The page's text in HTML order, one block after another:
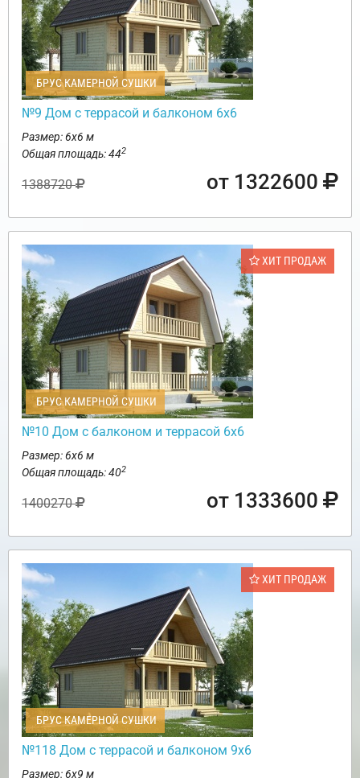
БРУС КАМЕРНОЙ СУШКИ
№9 Дом с террасой и балконом 6х6
Размер: 6х6 м
Общая площадь: 442
1388720 от 1322600
ХИТ ПРОДАЖ
БРУС КАМЕРНОЙ СУШКИ
№10 Дом с балконом и террасой 6х6
Размер: 6х6 м
Общая площадь: 402
1400270 от 1333600
ХИТ ПРОДАЖ
БРУС КАМЕРНОЙ СУШКИ
№118 Дом с террасой и балконом 9х6
Размер: 6х9 м